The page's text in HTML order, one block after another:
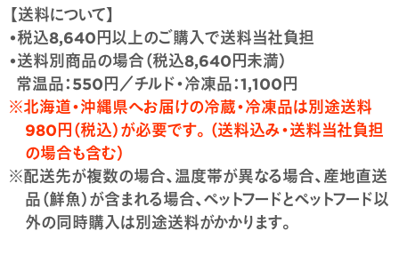
【送料について】
•税込8,640円以上のご購入で送料当社負担
•送料別商品の場合（税込8,640円未満）
常温品：550円／チルド・冷凍品：1,100円
※北海道・沖縄県へお届けの冷蔵・冷凍品は別途送料
980円（税込）が必要です。（送料込み・送料当社負担
の場合も含む）
※配送先が複数の場合、温度帯が異なる場合、産地直送
品（鮮魚）が含まれる場合、ペットフードとペットフード以
外の同時購入は別途送料がかかります。